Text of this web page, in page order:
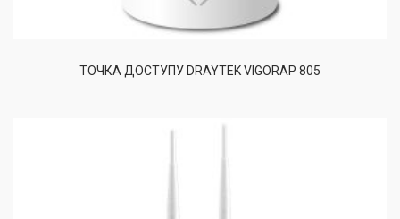
ТОЧКА ДОСТУПУ DRAYTEK VIGORAP 805